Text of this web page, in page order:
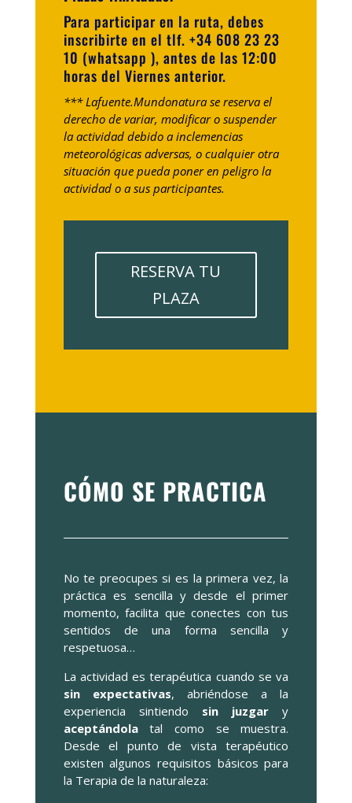
Para participar en la ruta, debes
inscribirte en el tlf. +34 608 23 23
10 (whatsapp ), antes de las 12:00
horas del Viernes anterior.
*** Lafuente.Mundonatura se reserva el
derecho de variar, modificar o suspender
la actividad debido a inclemencias
meteorológicas adversas, o cualquier otra
situación que pueda poner en peligro la
actividad o a sus participantes.
RESERVA TU
PLAZA
CÓMO SE PRACTICA
No te preocupes si es la primera vez, la
práctica es sencilla y desde el primer
momento, facilita que conectes con tus
sentidos de una forma sencilla y
respetuosa…
La actividad es terapéutica cuando se va
sin expectativas, abriéndose a la
experiencia sintiendo sin juzgary
aceptándolatal como se muestra.
Desde el punto de vista terapéutico
existen algunos requisitos básicos para
la Terapia de la naturaleza: